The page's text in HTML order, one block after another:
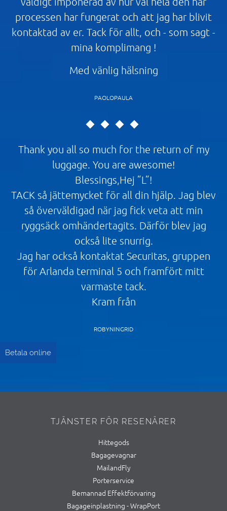
Betala online
processen har fungerat och att jag har blivit
kontaktad av er. Tack för allt, och - som sagt -
mina komplimang !
Med vänlig hälsning
PAOLOPAULA
Thank you all so much for the return of my
luggage. You are awesome!
Blessings,Hej ”L”!
TACK så jättemycket för all din hjälp. Jag blev
så överväldigad när jag fick veta att min
ryggsäck omhändertagits. Därför blev jag
också lite snurrig.
Jag har också kontaktat Securitas, gruppen
för Arlanda terminal 5 och framfört mitt
varmaste tack.
Kram från
ROBYNINGRID
TJÄNSTER FÖR RESENÄRER
Hittegods
Bagagevagnar
MailandFly
Porterservice
Bemannad Effektförvaring
Bagageinplastning - WrapPort